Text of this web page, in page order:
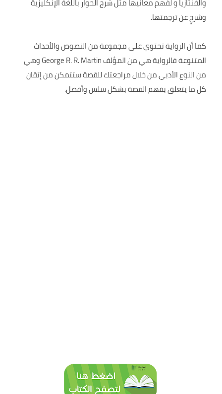
وشرحٍ عن ترجمتها.
كما أن الرواية تحتوي على مجموعة من النصوص والأحداث
المتنوعة فالرواية هي من المؤلف George R. R. Martin وهي
من النوع الأدبي من خلال مراجعتك للقصة ستتمكن من إتقان
كل ما يتعلق بفهم القصة بشكل سلس وأفضل.